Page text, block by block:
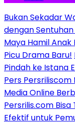
Bukan Sekadar
dengan
Maya Hamil
Picu Drama Baru!
Pindah ke Istana
Pers Persriliscom
Media Online
Persrilis.com Bisa
Efektif untuk